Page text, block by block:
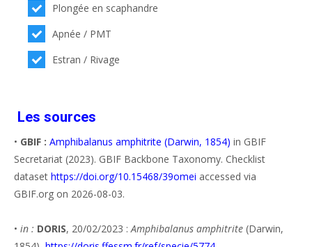
Plongée en scaphandre
Apnée / PMT
Estran / Rivage
Les sources
• GBIF : Amphibalanus amphitrite (Darwin, 1854) in GBIF
Secretariat (2023). GBIF Backbone Taxonomy. Checklist
dataset https://doi.org/10.15468/39omei accessed via
GBIF.org on 2026-08-03.
• in : DORIS, 20/02/2023 :Amphibalanus amphitrite (Darwin,